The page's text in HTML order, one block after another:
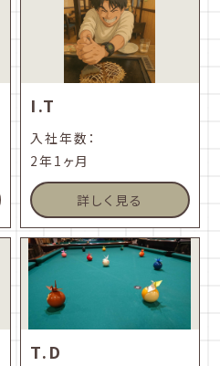
I.T
入社年数：
2年1ヶ月
詳しく見る
T.D